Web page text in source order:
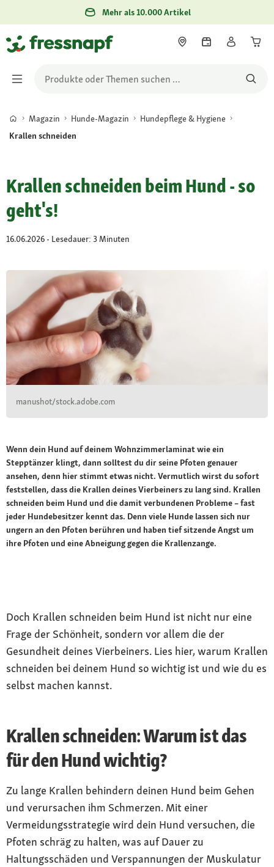
Mehr als 10.000 Artikel
Magazin Hunde-Magazin
Hundepflege & Hygiene
Krallen schneiden
Krallen schneiden beim Hund - so
geht's!
16.06.2026 - Lesedauer: 3 Minuten
manushot/stock.adobe.com
Wenn dein Hund auf deinem Wohnzimmerlaminat wie ein
Stepptänzer klingt, dann solltest du dir seine Pfoten genauer
ansehen, denn hier stimmt etwas nicht. Vermutlich wirst du sofort
feststellen, dass die Krallen deines Vierbeiners zu lang sind. Krallen
schneiden beim Hund und die damit verbundenen Probleme – fast
jeder Hundebesitzer kennt das. Denn viele Hunde lassen sich nur
ungern an den Pfoten berühren und haben tief sitzende Angst um
ihre Pfoten und eine Abneigung gegen die Krallenzange.
Doch Krallen schneiden beim Hund ist nicht nur eine
Frage der Schönheit, sondern vor allem die der
Gesundheit deines Vierbeiners. Lies hier, warum Krallen
schneiden bei deinem Hund so wichtig ist und wie du es
selbst machen kannst.
Krallen schneiden: Warum ist das
für den Hund wichtig?
Zu lange Krallen behindern deinen Hund beim Gehen
und verursachen ihm Schmerzen. Mit einer
Vermeidungsstrategie wird dein Hund versuchen, die
Pfoten schräg zu halten, was auf Dauer zu
Haltungsschäden und Verspannungen der Muskulatur